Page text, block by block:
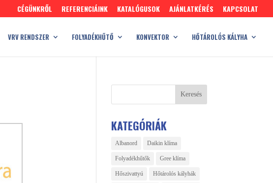
CÉGÜNKRŐL REFERENCIÁINK KATALÓGUSOK AJÁNLATKÉRÉS KAPCSOLAT
VRV RENDSZER FOLYADÉKHŰTŐ KONVEKTOR HŐTÁROLÓS KÁLYHA
KATEGÓRIÁK
Albanord Daikin klíma
Folyadékhűtők Gree klíma
Hőszivattyú Hőtárolós kályhák